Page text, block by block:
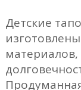
Детские